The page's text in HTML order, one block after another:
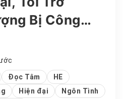
Bị Công
Đọc Tâm
HE
Hiện đại
Ngôn Tình